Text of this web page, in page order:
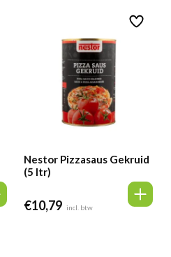
Nestor Pizzasaus Gekruid
(5 ltr)
€10,79 incl. btw